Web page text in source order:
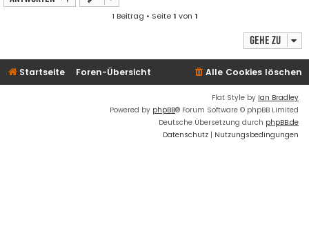
1 Beitrag • Seite1 von 1
Gehe zu
Startseite Foren-Übersicht Alle Cookies löschen
Flat Style by Ian Bradley
Powered by phpBB® Forum Software © phpBB Limited
Deutsche Übersetzung durch phpBB.de
Datenschutz | Nutzungsbedingungen